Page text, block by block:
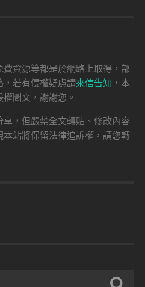
資源等都是於網路上取得，部
，若有侵權疑慮請來信告知 ，本
圖文，謝謝您。
，但嚴禁全文轉貼、修改內容
站將保留法律追訴權，請您轉